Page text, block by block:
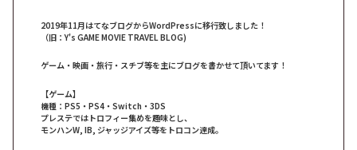
2019年11月はてなブログからWordPressに移行致しました！
（旧：Y's GAME MOVIE TRAVEL BLOG)
ゲーム・映画・旅行・スチブ等を主にブログを書かせて頂いてます！
【ゲーム】
機種：PS5・PS4・Switch・3DS
プレステではトロフィー集めを趣味とし、
モンハンW, IB, ジャッジアイズ等をトロコン達成。